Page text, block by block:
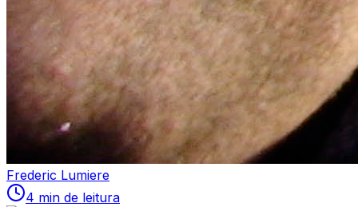
Frederic Lumiere
4 min de leitura